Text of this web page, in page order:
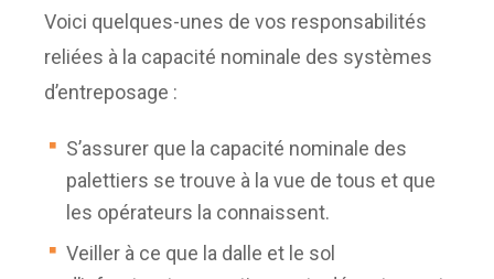
Voici quelques-unes de vos responsabilités
reliées à la capacité nominale des systèmes
d’entreposage :
S’assurer que la capacité nominale des
palettiers se trouve à la vue de tous et que
les opérateurs la connaissent.
Veiller à ce que la dalle et le sol